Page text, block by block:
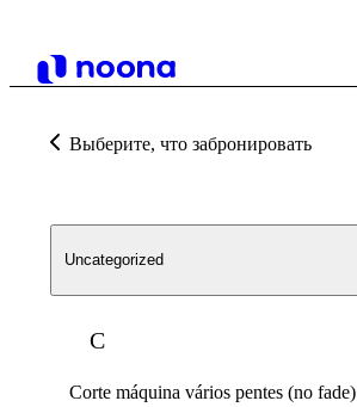
Выберите, что забронировать
Uncategorized
C
Corte máquina vários pentes (no fade)